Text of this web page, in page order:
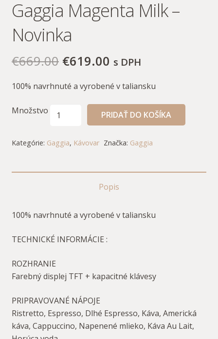
Gaggia Magenta Milk –
Novinka
€669.00 €619.00 s DPH
100% navrhnuté a vyrobené v taliansku
Množstvo PRIDAŤ DO KOŠÍKA
Kategórie: Gaggia, Kávovar Značka: Gaggia
Popis
100% navrhnuté a vyrobené v taliansku
TECHNICKÉ INFORMÁCIE :
ROZHRANIE
Farebný displej TFT + kapacitné klávesy
PRIPRAVOVANÉ NÁPOJE
Ristretto, Espresso, Dlhé Espresso, Káva, Americká
káva, Cappuccino, Napenené mlieko, Káva Au Lait,